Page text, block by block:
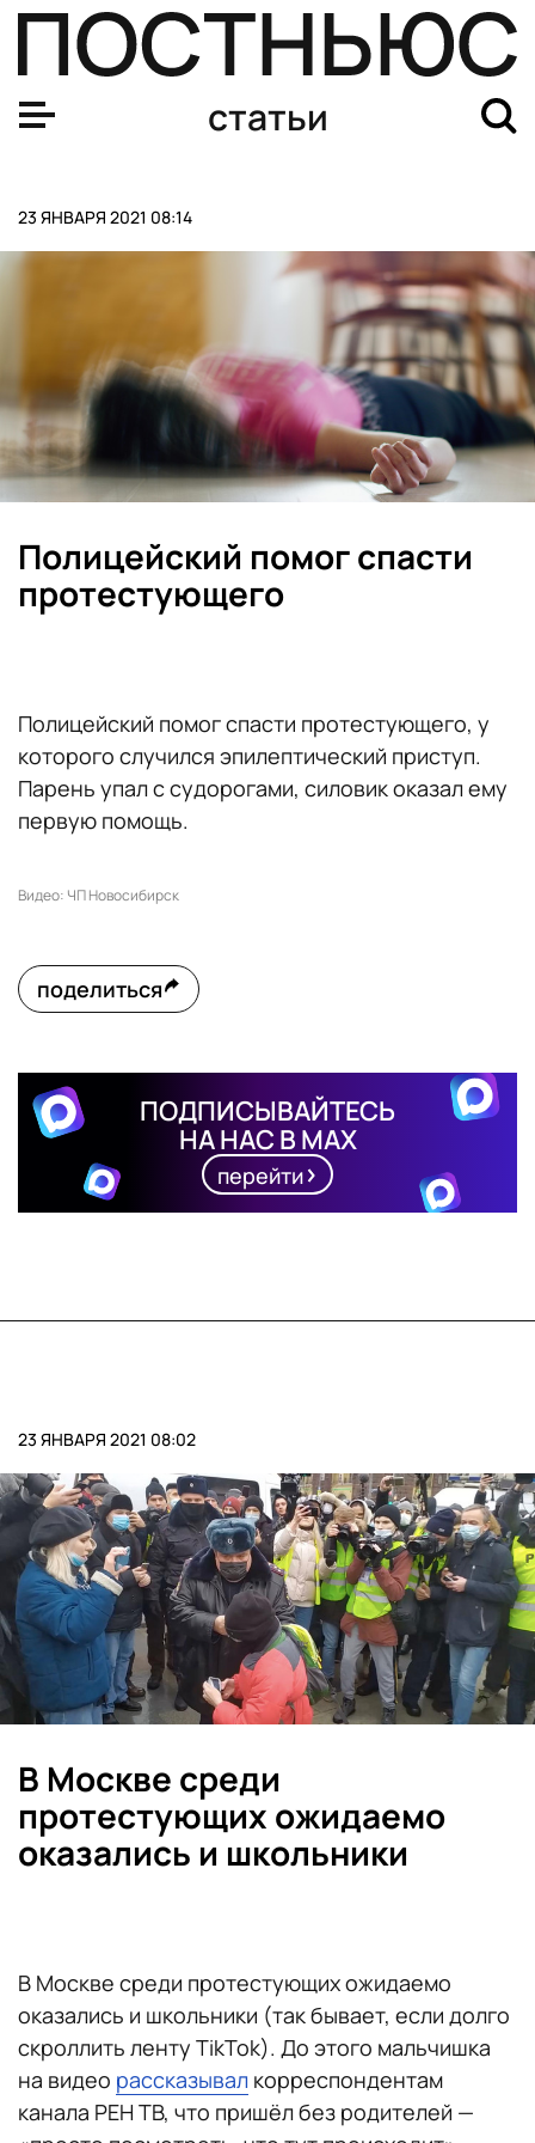
статьи
23 ЯНВАРЯ 2021 08:14
Полицейский помог спасти
протестующего
Полицейский помог спасти протестующего, у
которого случился эпилептический приступ.
Парень упал с судорогами, силовик оказал ему
первую помощь.
Видео: ЧП Новосибирск
поделиться
ПОДПИСЫВАЙТЕСЬ
НА НАС В MAX
перейти
23 ЯНВАРЯ 2021 08:02
В Москве среди
протестующих ожидаемо
оказались и школьники
В Москве среди протестующих ожидаемо
оказались и школьники (так бывает, если долго
скроллить ленту TikTok). До этого мальчишка
на видео рассказывал корреспондентам
канала РЕН ТВ, что пришёл без родителей —
На Пушкинской площади задержали фотографа и